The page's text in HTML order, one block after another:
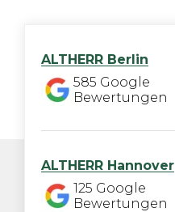
ALTHERR Berlin
585 Google
Bewertungen
ALTHERR Hannover
125 Google
Bewertungen